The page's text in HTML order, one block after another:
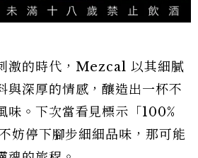
激的時代，Mezcal 以其細膩
與深厚的情感，釀造出一杯不
味。下次當看見標示「100%
妨停下腳步細細品味，那可能